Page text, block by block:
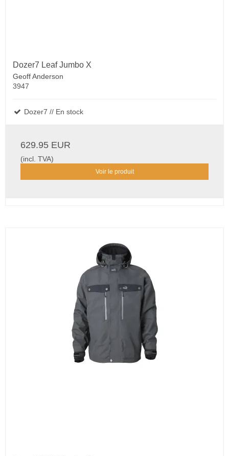
Dozer7 Leaf Jumbo X
Geoff Anderson
3947
Dozer7 // En stock
629.95 EUR
(incl. TVA)
Voir le produit